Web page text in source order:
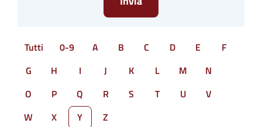
Tutti 0-9 A B C D E
F
G
H I J K L M
N
O
P Q R S T U
V
W
X Y Z